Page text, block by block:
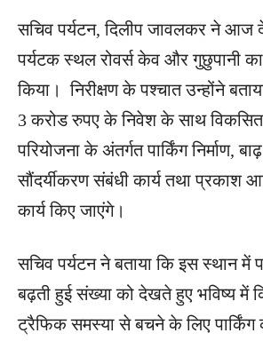
सचिव पर्यटन, दिलीप जावलकर ने आज
पर्यटक स्थल रोवर्स केव और गुछुपानी का
किया। निरीक्षण के पश्चात उन्होंने
3 करोड रुपए के निवेश के साथ विकसित
परियोजना के अंतर्गत पार्किंग निर्माण,
सौंदर्यीकरण संबंधी कार्य तथा प्रकाश
कार्य किए जाएंगे।
सचिव पर्यटन ने बताया कि इस स्थान में
बढ़ती हुई संख्या को देखते हुए भविष्य में
ट्रैफिक समस्या से बचने के लिए पार्किंग